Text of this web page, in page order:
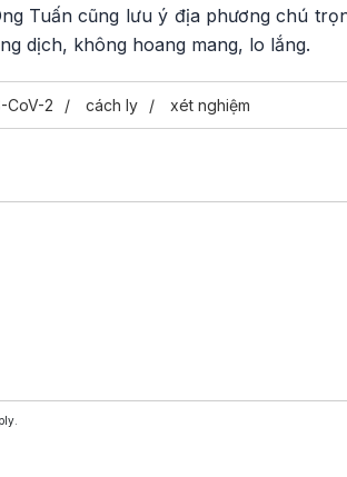
Tuấn cũng lưu ý địa phương chú
dịch, không hoang mang, lo lắng.
CoV-2 cách ly xét nghiệm